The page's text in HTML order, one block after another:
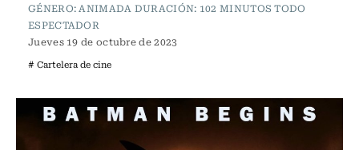
GÉNERO: ANIMADA DURACIÓN: 102 MINUTOS TODO
ESPECTADOR
Jueves 19 de octubre de 2023
# Cartelera de cine